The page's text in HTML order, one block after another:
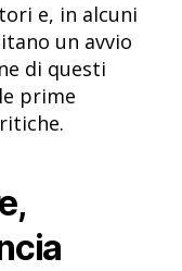
e, in alcuni
un avvio
di questi
prime